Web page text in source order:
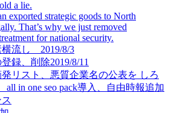
a lie.
exported strategic goods to North
That’s why we just removed
for national security.
横流し 2019/8/3
録、削除2019/8/11
リスト、悪質企業名の公表を しろ
all in one seo pack導入、自由時報追加